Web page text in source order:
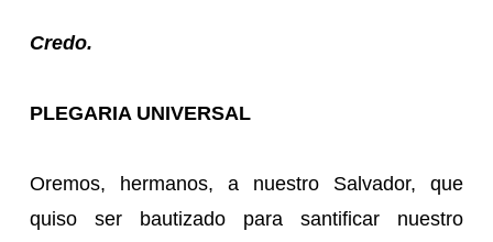
Credo.
PLEGARIA UNIVERSAL
Oremos, hermanos, a nuestro Salvador, que
quiso ser bautizado para santificar nuestro